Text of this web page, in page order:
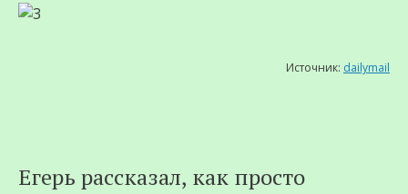
Источник: dailymail
Егерь рассказал, как просто